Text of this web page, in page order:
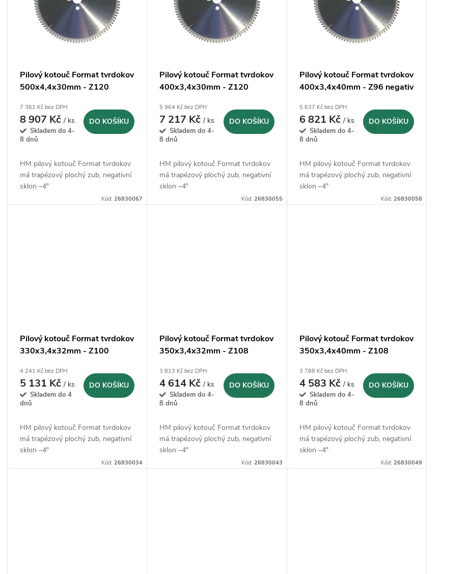
k
Pilový kotouč Format tvrdokov
500x4,4x30mm - Z120
7 361 Kč bez DPH
8 907 Kč/ ks
Skladem do 4-
8 dnů
DO KOŠÍKU
HM pilový kotouč Format tvrdokov
má trapézový plochý zub, negativní
sklon –4°
Kód:26830067
Pilový kotouč Format tvrdokov
400x3,4x30mm - Z120
5 964 Kč bez DPH
7 217 Kč/ ks
Skladem do 4-
8 dnů
DO KOŠÍKU
HM pilový kotouč Format tvrdokov
má trapézový plochý zub, negativní
sklon –4°
Kód: 26830055
Pilový kotouč Format tvrdokov
400x3,4x40mm - Z96 negativ
5 637 Kč bez DPH
6 821 Kč/ ks
Skladem do 4-
8 dnů
DO KOŠÍKU
HM pilový kotouč Format tvrdokov
má trapézový plochý zub, negativní
sklon –4°
Kód: 26830058
Pilový kotouč Format tvrdokov
330x3,4x32mm - Z100
4 241 Kč bez DPH
5 131 Kč/ ks
Skladem do 4
dnů
DO KOŠÍKU
HM pilový kotouč Format tvrdokov
má trapézový plochý zub, negativní
sklon –4°
Kód:26830034
Pilový kotouč Format tvrdokov
350x3,4x32mm - Z108
3 813 Kč bez DPH
4 614 Kč/ ks
Skladem do 4-
8 dnů
DO KOŠÍKU
HM pilový kotouč Format tvrdokov
má trapézový plochý zub, negativní
sklon –4°
Kód: 26830043
Pilový kotouč Format tvrdokov
350x3,4x40mm - Z108
3 788 Kč bez DPH
4 583 Kč/ ks
Skladem do 4-
8 dnů
DO KOŠÍKU
HM pilový kotouč Format tvrdokov
má trapézový plochý zub, negativní
sklon –4°
Kód: 26830049